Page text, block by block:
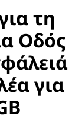
τη
Οδός
για